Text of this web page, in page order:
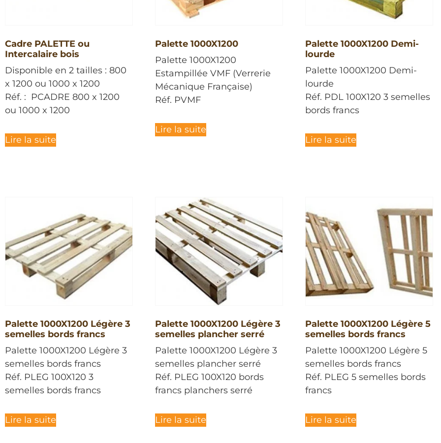
600 kg
800 kg 6
Toutes
Cadre PALETTE ou
Intercalaire bois
Disponible en 2 tailles : 800
x 1200 ou 1000 x 1200
Réf. : PCADRE 800 x 1200
ou 1000 x 1200
Lire la suite
Palette 1000X1200
Palette 1000X1200
Estampillée VMF (Verrerie
Mécanique Française)
Réf. PVMF
Lire la suite
Palette 1000X1200 Demi-
lourde
Palette 1000X1200 Demi-
lourde
Réf. PDL 100X120 3 semelles
bords francs
Lire la suite
Palette 1000X1200 Légère 3
semelles bords francs
Palette 1000X1200 Légère 3
semelles bords francs
Réf. PLEG 100X120 3
semelles bords francs
Lire la suite
Palette 1000X1200 Légère 3
semelles plancher serré
Palette 1000X1200 Légère 3
semelles plancher serré
Réf. PLEG 100X120 bords
francs planchers serré
Lire la suite
Palette 1000X1200 Légère 5
semelles bords francs
Palette 1000X1200 Légère 5
semelles bords francs
Réf. PLEG 5 semelles bords
francs
Lire la suite